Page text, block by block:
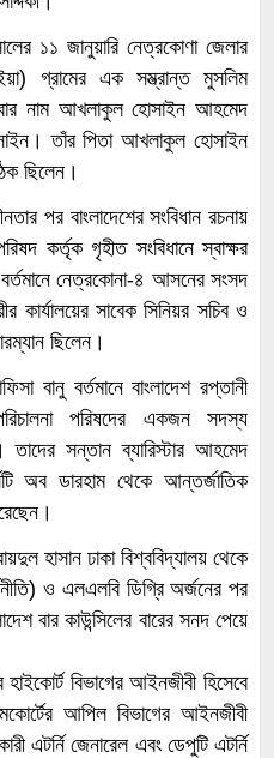
১১ জানুয়ারি নেত্রকোণা জেলার
গ্রামের এক সম্ভ্রান্ত মুসলিম
নাম আখলাকুল হোসাইন আহমেদ
তাঁর পিতা আখলাকুল হোসাইন
ছিলেন।
পর বাংলাদেশের সংবিধান রচনায়
কর্তৃক গৃহীত সংবিধানে স্বাক্ষর
নেত্রকোনা-৪ আসনের সংসদ
কার্যালয়ের সাবেক সিনিয়র সচিব ও
ছিলেন।
বানু বর্তমানে বাংলাদেশ রপ্তানী
পরিষদের একজন সদস্য
তাদের সন্তান ব্যারিস্টার আহমেদ
অব ডারহাম থেকে আন্তর্জাতিক
হাসান ঢাকা বিশ্ববিদ্যালয় থেকে
ও এলএলবি ডিগ্রি অর্জনের পর
বার কাউন্সিলের বারের সনদ পেয়ে
বিভাগের আইনজীবী হিসেবে
আপিল বিভাগের আইনজীবী
এটর্নি জেনারেল এবং ডেপুটি এটর্নি